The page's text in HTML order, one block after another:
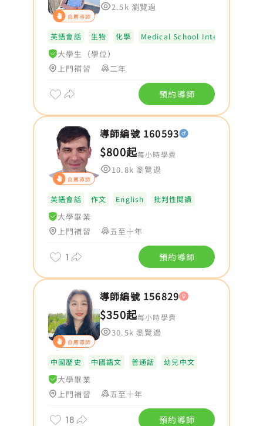
自薦導師
2.5k 瀏覽過
英語會話 生物 化學 Medical School Interview UK
大學生（學位）
上門補習
二年
預約導師
自薦導師
導師編號 160593
$800起每小時學費
10.8k 瀏覽過
英語會話 作文 English 批判性閱讀
大學畢業
上門補習
五至十年
1 預約導師
自薦導師
導師編號 156829
$350起每小時學費
30.5k 瀏覽過
中國歷史 中國語文 普通話 幼兒中文
大學畢業
上門補習
五至十年
18 預約導師